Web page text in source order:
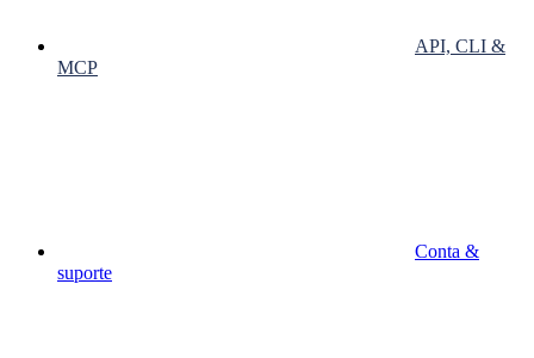
API, CLI &
MCP
Conta &
suporte